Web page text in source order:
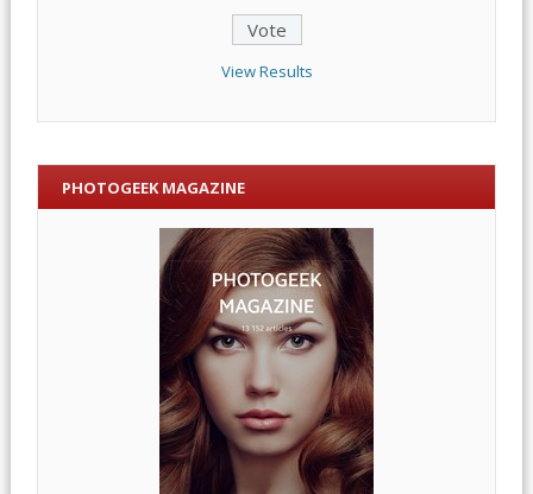
View Results
PHOTOGEEK MAGAZINE